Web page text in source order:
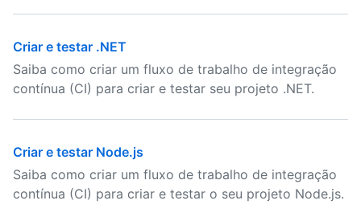
Criar e testar .NET
Saiba como criar um fluxo de trabalho de integração
contínua (CI) para criar e testar seu projeto .NET.
Criar e testar Node.js
Saiba como criar um fluxo de trabalho de integração
contínua (CI) para criar e testar o seu projeto Node.js.